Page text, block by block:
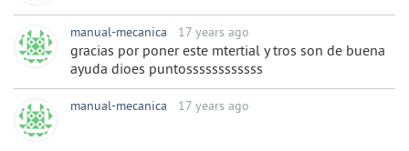
manual-mecanica 17 years ago
gracias por poner este mtertial y tros son de buena
ayuda dioes puntossssssssssss
manual-mecanica 17 years ago